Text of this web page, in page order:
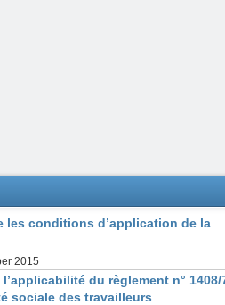
les conditions d’application de la
2015
du règlement n° 1408/
sociale des travailleurs